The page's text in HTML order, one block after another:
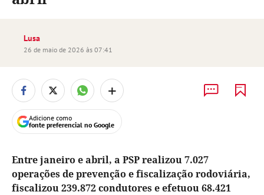
Lusa
26 de maio de 2026 às 07:41
+
Adicione como
fonte preferencial no Google
Entre janeiro e abril, a PSP realizou 7.027
operações de prevenção e fiscalização rodoviária,
fiscalizou 239.872 condutores e efetuou 68.421